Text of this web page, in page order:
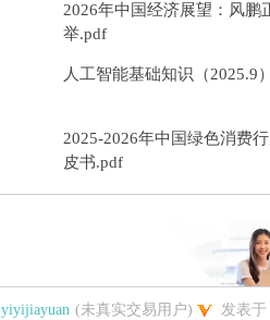
2026年中国经济展望：风鹏
举.pdf
人工智能基础知识（2025.9
2025-2026年中国绿色消费
皮书.pdf
yiyijiayuan (未真实交易用户) 发表于